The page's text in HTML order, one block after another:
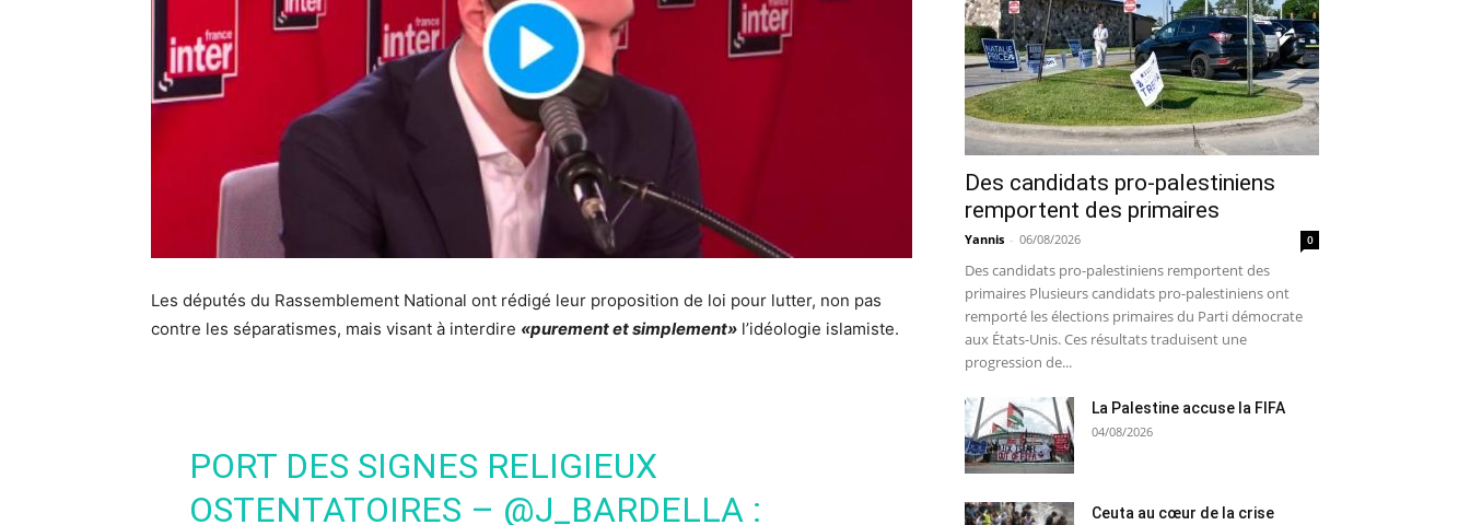
Les députés du Rassemblement National ont rédigé leur proposition de loi pour lutter, non pas
contre les séparatismes, mais visant à interdire «purement et simplement» l’idéologie islamiste.
PORT DES SIGNES RELIGIEUX
OSTENTATOIRES – @J_BARDELLA:
Des candidats pro-palestiniens
remportent des primaires
Yannis - 06/08/2026 0
Des candidats pro-palestiniens remportent des
primaires Plusieurs candidats pro-palestiniens ont
remporté les élections primaires du Parti démocrate
aux États-Unis. Ces résultats traduisent une
progression de...
La Palestine accuse la FIFA
04/08/2026
Ceuta au cœur de la crise